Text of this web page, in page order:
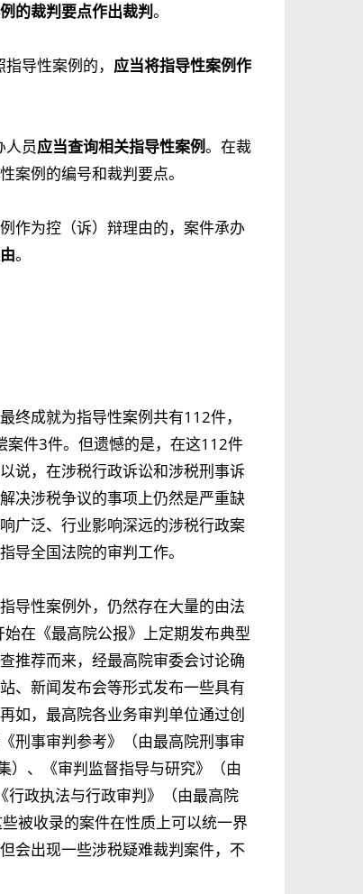
的裁判要点作出裁判。
导性案例的， 应当将指导性案例作
人员应当查询相关指导性案例。在裁
案例的编号和裁判要点。
作为控（诉）辩理由的，案件承办
。
终成就为指导性案例共有112件，
件3件。但遗憾的是，在这112件
说，在涉税行政诉讼和涉税刑事诉
决涉税争议的事项上仍然是严重缺
广泛、行业影响深远的涉税行政案
导全国法院的审判工作。
导性案例外，仍然存在大量的由法
在《最高院公报》上定期发布典型
推荐而来，经最高院审委会讨论确
、新闻发布会等形式发布一些具有
如，最高院各业务审判单位通过创
刑事审判参考》（由最高院刑事审
）、《审判监督指导与研究》（由
政执法与行政审判》（由最高院
被收录的案件在性质上可以统一界
会出现一些涉税疑难裁判案件，不